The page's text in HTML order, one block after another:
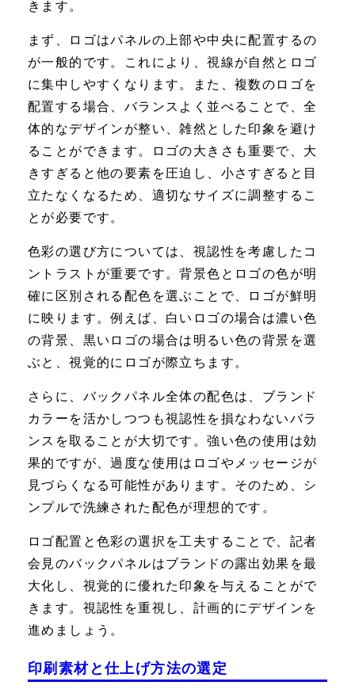
きます。
まず、ロゴはパネルの上部や中央に配置するの
が一般的です。これにより、視線が自然とロゴ
に集中しやすくなります。また、複数のロゴを
配置する場合、バランスよく並べることで、全
体的なデザインが整い、雑然とした印象を避け
ることができます。ロゴの大きさも重要で、大
きすぎると他の要素を圧迫し、小さすぎると目
立たなくなるため、適切なサイズに調整するこ
とが必要です。
色彩の選び方については、視認性を考慮したコ
ントラストが重要です。背景色とロゴの色が明
確に区別される配色を選ぶことで、ロゴが鮮明
に映ります。例えば、白いロゴの場合は濃い色
の背景、黒いロゴの場合は明るい色の背景を選
ぶと、視覚的にロゴが際立ちます。
さらに、バックパネル全体の配色は、ブランド
カラーを活かしつつも視認性を損なわないバラ
ンスを取ることが大切です。強い色の使用は効
果的ですが、過度な使用はロゴやメッセージが
見づらくなる可能性があります。そのため、シ
ンプルで洗練された配色が理想的です。
ロゴ配置と色彩の選択を工夫することで、記者
会見のバックパネルはブランドの露出効果を最
大化し、視覚的に優れた印象を与えることがで
きます。視認性を重視し、計画的にデザインを
進めましょう。
印刷素材と仕上げ方法の選定